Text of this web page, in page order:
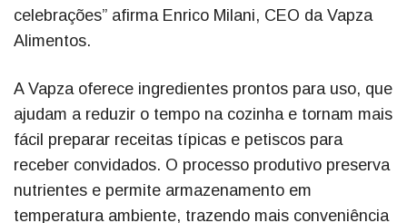
celebrações” afirma Enrico Milani, CEO da Vapza
Alimentos.
A Vapza oferece ingredientes prontos para uso, que
ajudam a reduzir o tempo na cozinha e tornam mais
fácil preparar receitas típicas e petiscos para
receber convidados. O processo produtivo preserva
nutrientes e permite armazenamento em
temperatura ambiente, trazendo mais conveniência